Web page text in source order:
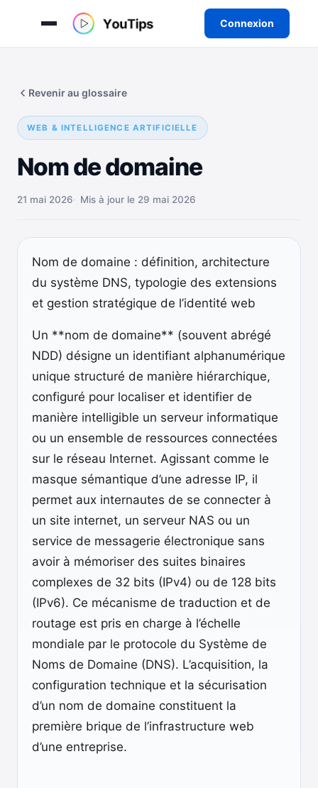
Connexion
contenu
WEB & INTELLIGENCE ARTIFICIELLE
Nom de domaine
Revenir au glossaire
21 mai 2026 Mis à jour le 29 mai 2026
Nom de domaine : définition, architecture
du système DNS, typologie des extensions
et gestion stratégique de l’identité web
Un **nom de domaine** (souvent abrégé
NDD) désigne un identifiant alphanumérique
unique structuré de manière hiérarchique,
configuré pour localiser et identifier de
manière intelligible un serveur informatique
ou un ensemble de ressources connectées
sur le réseau Internet. Agissant comme le
masque sémantique d’une adresse IP, il
permet aux internautes de se connecter à
un site internet, un serveur NAS ou un
service de messagerie électronique sans
avoir à mémoriser des suites binaires
complexes de 32 bits (IPv4) ou de 128 bits
(IPv6). Ce mécanisme de traduction et de
routage est pris en charge à l’échelle
mondiale par le protocole du Système de
Noms de Domaine (DNS). L’acquisition, la
configuration technique et la sécurisation
d’un nom de domaine constituent la
première brique de l’infrastructure web
d’une entreprise.